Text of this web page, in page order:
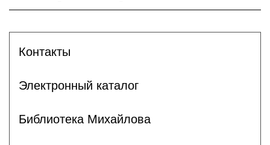
Контакты
Электронный каталог
Библиотека Михайлова